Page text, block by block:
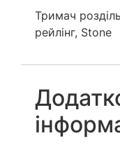
Тримач
рейлінг, Stone